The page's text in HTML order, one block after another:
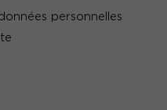
personnelles